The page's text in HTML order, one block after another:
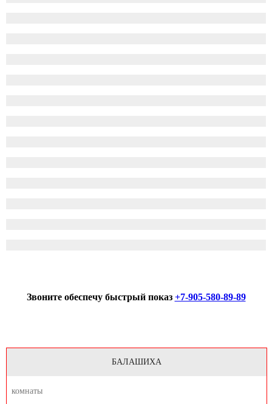
Звоните обеспечу быстрый показ +7-905-580-89-89
БАЛАШИХА
комнаты